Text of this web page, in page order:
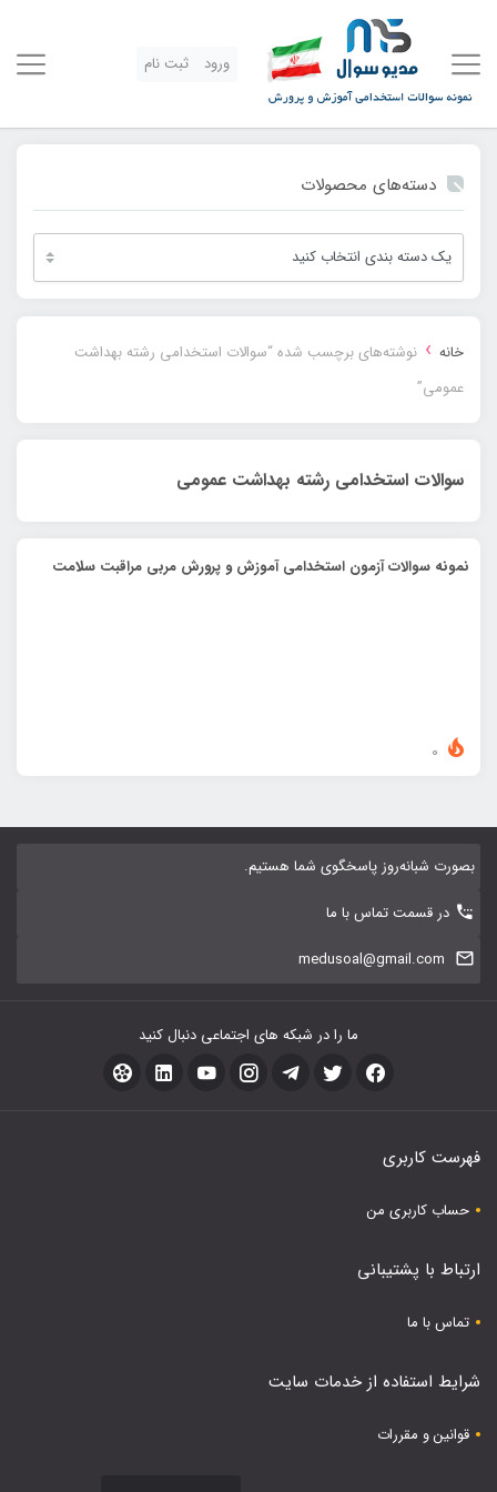
ورود ثبت نام
دسته‌های محصولات
خانه › نوشته‌های برچسب شده “سوالات استخدامی رشته بهداشت
عمومی”
سوالات استخدامی رشته بهداشت عمومی
نمونه سوالات آزمون استخدامی آموزش و پرورش مربی مراقبت سلامت
بصورت شبانه‌روز پاسخگوی شما هستیم.
در قسمت تماس با ما
medusoal@gmail.com
ما را در شبکه های اجتماعی دنبال کنید
فهرست کاربری
حساب کاربری من
ارتباط با پشتیبانی
تماس با ما
شرایط استفاده از خدمات سایت
قوانین و مقررات